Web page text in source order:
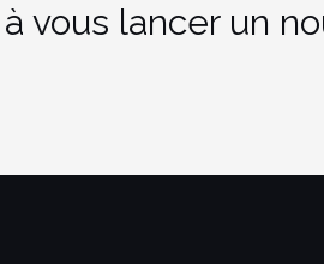
vous lancer un